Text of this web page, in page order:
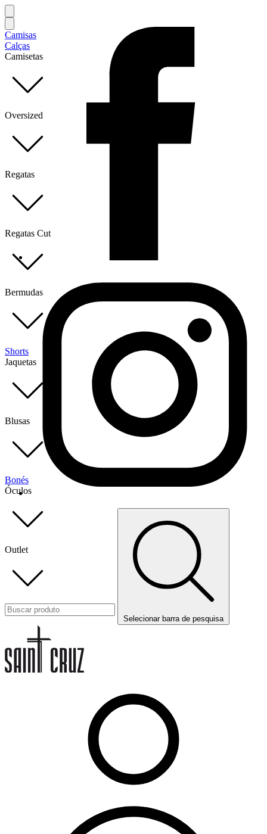
Camisas
Calças
Camisetas
Oversized
Regatas
Regatas Cut
Bermudas
Shorts
Jaquetas
Blusas
Bonés
Óculos
Outlet
Selecionar barra de pesquisa